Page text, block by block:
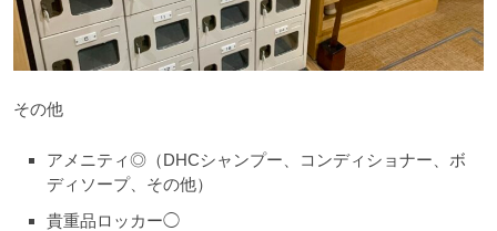
その他
アメニティ◎（DHCシャンプー、コンディショナー、ボ
ディソープ、その他）
貴重品ロッカー◯